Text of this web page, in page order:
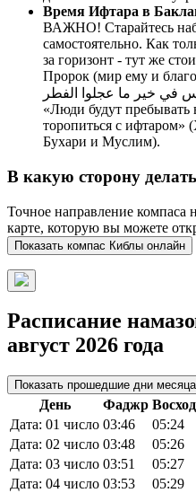
Время Ифтара в
ВАЖНО! Старайтесь
самостоятельно. Как
за горизонт - тут же
Пророк (мир ему и
في خير ما عجلوا الفطر
«Люди будут пребывать
торопиться с ифтаром»
Бухари и Муслим).
В какую сторону
Точное направление компаса
карте, которую вы можете
Показать компас Киблы онлайн
Расписание
август 2026 года
Показать прошедшие дни месяца
День Фаджр Восход
Дата: 01 число 03:46 05:24
Дата: 02 число 03:48 05:26
Дата: 03 число 03:51 05:27
Дата: 04 число 03:53 05:29